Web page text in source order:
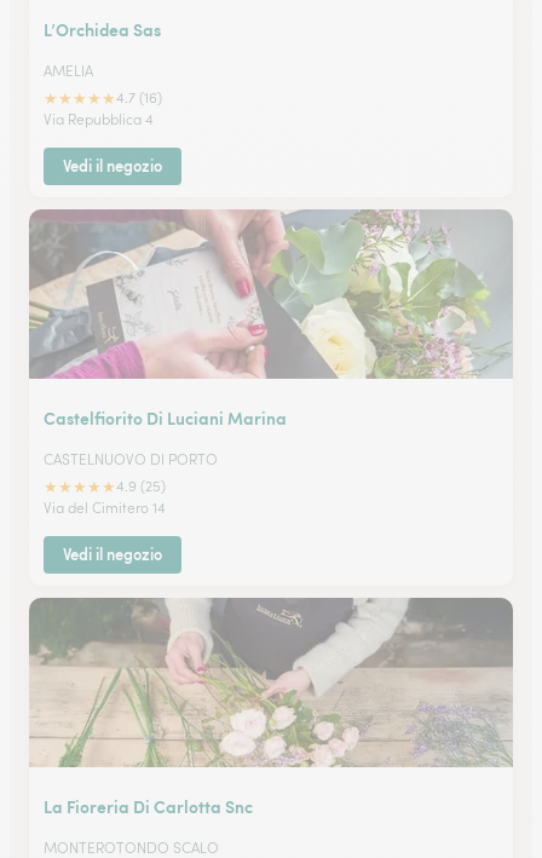
L’Orchidea Sas
AMELIA
★★★★★4.7 (16)
Via Repubblica 4
Vedi il negozio
Castelfiorito Di Luciani Marina
CASTELNUOVO DI PORTO
★★★★★4.9 (25)
Via del Cimitero 14
Vedi il negozio
La Fioreria Di Carlotta Snc
MONTEROTONDO SCALO